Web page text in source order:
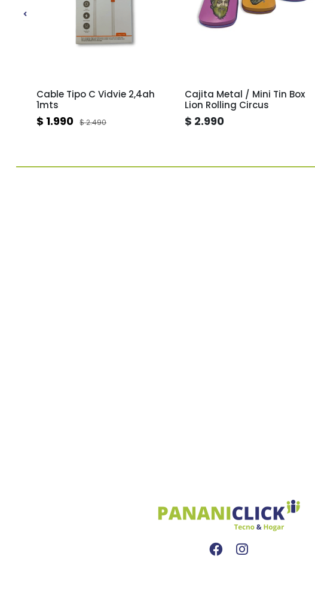
Cable Tipo C Vidvie 2,4ah
1mts
$ 1.990 $ 2.490
Cajita Metal / Mini Tin Box
Lion Rolling Circus
$ 2.990